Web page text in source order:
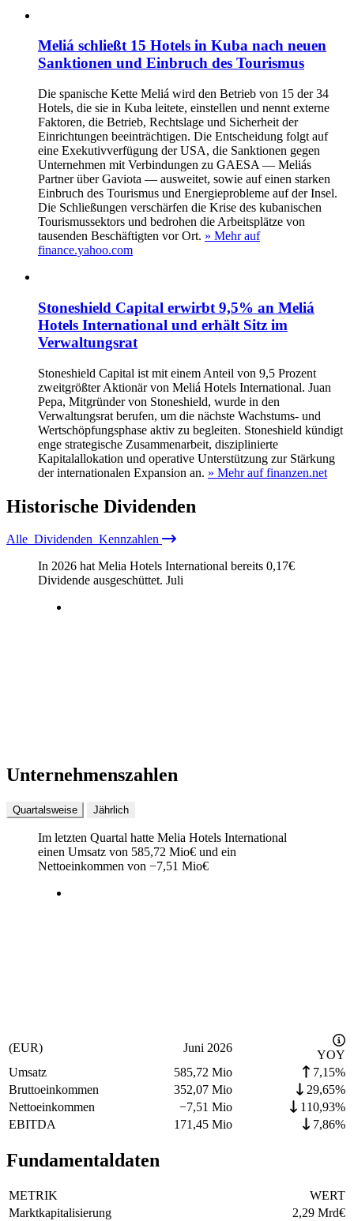
Meliá schließt 15 Hotels in Kuba nach neuen
Sanktionen und Einbruch des Tourismus
Die spanische Kette Meliá wird den Betrieb von 15 der 34
Hotels, die sie in Kuba leitete, einstellen und nennt externe
Faktoren, die Betrieb, Rechtslage und Sicherheit der
Einrichtungen beeinträchtigen. Die Entscheidung folgt auf
eine Exekutivverfügung der USA, die Sanktionen gegen
Unternehmen mit Verbindungen zu GAESA — Meliás
Partner über Gaviota — ausweitet, sowie auf einen starken
Einbruch des Tourismus und Energieprobleme auf der Insel.
Die Schließungen verschärfen die Krise des kubanischen
Tourismussektors und bedrohen die Arbeitsplätze von
tausenden Beschäftigten vor Ort. » Mehr auf
finance.yahoo.com
Stoneshield Capital erwirbt 9,5% an Meliá
Hotels International und erhält Sitz im
Verwaltungsrat
Stoneshield Capital ist mit einem Anteil von 9,5 Prozent
zweitgrößter Aktionär von Meliá Hotels International. Juan
Pepa, Mitgründer von Stoneshield, wurde in den
Verwaltungsrat berufen, um die nächste Wachstums- und
Wertschöpfungsphase aktiv zu begleiten. Stoneshield kündigt
enge strategische Zusammenarbeit, disziplinierte
Kapitalallokation und operative Unterstützung zur Stärkung
der internationalen Expansion an. » Mehr auf finanzen.net
Historische Dividenden
Alle Dividenden Kennzahlen
In 2026 hat Melia Hotels International bereits 0,17€
Dividende ausgeschüttet. Juli
Unternehmenszahlen
Quartalsweise Jährlich
Im letzten Quartal hatte Melia Hotels International
einen Umsatz von 585,72 Mio€ und ein
Nettoeinkommen von −7,51 Mio€
(EUR) Juni 2026
YOY
Umsatz
585,72 Mio
7,15%
Bruttoeinkommen
352,07 Mio
29,65%
Nettoeinkommen
−7,51 Mio
110,93%
EBITDA
171,45 Mio 7,86%
Fundamentaldaten
METRIK
WERT
Marktkapitalisierung
2,29 Mrd€